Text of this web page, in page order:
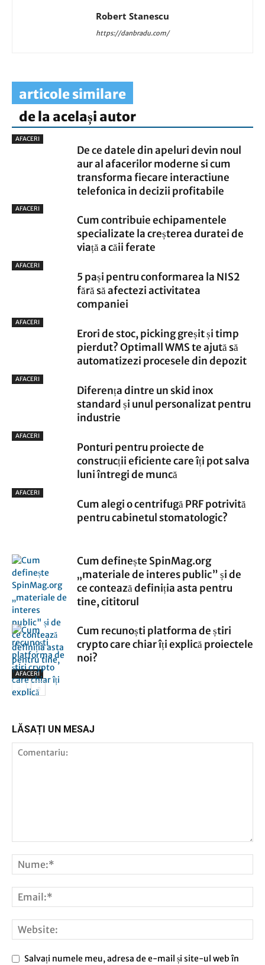
Robert Stanescu
https://danbradu.com/
articole similare
de la același autor
AFACERI
De ce datele din apeluri devin noul
aur al afacerilor moderne si cum
transforma fiecare interactiune
telefonica in decizii profitabile
AFACERI
Cum contribuie echipamentele
specializate la creșterea duratei de
viață a căii ferate
AFACERI
5 pași pentru conformarea la NIS2
fără să afectezi activitatea
companiei
AFACERI
Erori de stoc, picking greșit și timp
pierdut? Optimall WMS te ajută să
automatizezi procesele din depozit
AFACERI
Diferența dintre un skid inox
standard și unul personalizat pentru
industrie
AFACERI
Ponturi pentru proiecte de
construcții eficiente care îți pot salva
luni întregi de muncă
AFACERI
Cum alegi o centrifugă PRF potrivită
pentru cabinetul stomatologic?
AFACERI
Cum definește SpinMag.org
„materiale de interes public” și de
ce contează definiția asta pentru
tine, cititorul
Cum recunoști platforma de știri
crypto care chiar îți explică proiectele
noi?
LĂSAȚI UN MESAJ
Salvați numele meu, adresa de e-mail și site-ul web în